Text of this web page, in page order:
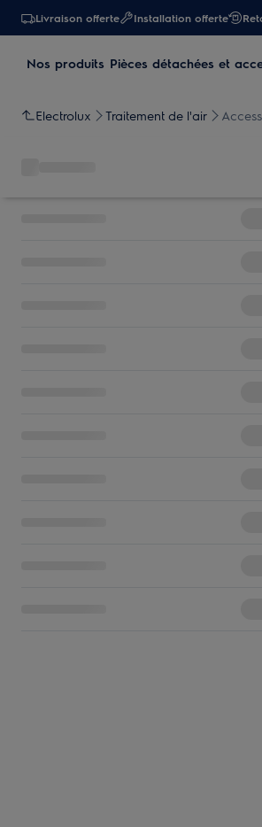
Livraison offerte Installation offerte
Nos produits Pièces détachées et
Electrolux Traitement de l'air